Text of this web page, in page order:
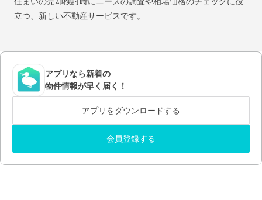
立つ、新しい不動産サービスです。
アプリなら新着の
物件情報が早く届く！
アプリをダウンロードする
会員登録する